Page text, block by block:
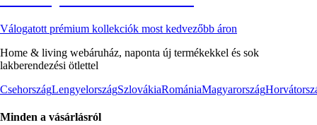
Válogatott prémium kollekciók most kedvezőbb áron
Home & living webáruház, naponta új termékekkel és sok
lakberendezési ötlettel
CsehországLengyelországSzlovákiaRomániaMagyarország
Minden a vásárlásról